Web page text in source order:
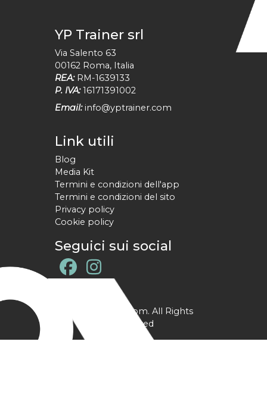
YP Trainer srl
Via Salento 63
00162 Roma, Italia
REA: RM-1639133
P. IVA: 16171391002
Email: info@yptrainer.com
Link utili
Blog
Media Kit
Termini e condizioni dell'app
Termini e condizioni del sito
Privacy policy
Cookie policy
Seguici sui social
@ YPtrainer.com. All Rights
Reserved